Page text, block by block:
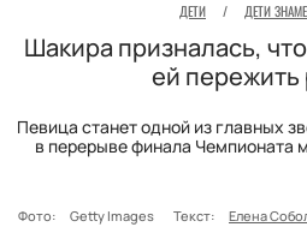
ДЕТИ / ДЕТИ
Шакира призналась,
ей пережить
Певица станет одной из главных
в перерыве финала Чемпионата
Фото: Getty Images Текст: Елена